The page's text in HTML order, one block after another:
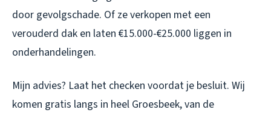
door gevolgschade. Of ze verkopen met een
verouderd dak en laten €15.000-€25.000 liggen in
onderhandelingen.
Mijn advies? Laat het checken voordat je besluit. Wij
komen gratis langs in heel Groesbeek, van de